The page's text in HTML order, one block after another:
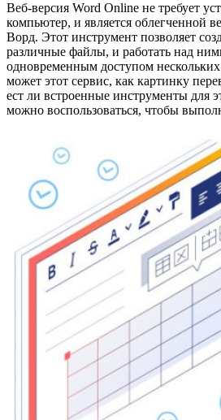
Веб-версия Word Online не требует
компьютер, и является облегченной
Ворд. Этот инструмент позволяет
различные файлы, и работать над
одновременным доступом
может этот сервис, как картинку
ест ли встроенные инструменты для
можно воспользоваться, чтобы